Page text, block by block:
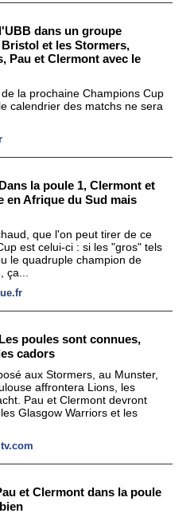
dans un groupe
et les Stormers,
Pau et Clermont avec le
la prochaine Champions Cup
calendrier des matchs ne sera
la poule 1, Clermont et
en Afrique du Sud mais
que l'on peut tirer de ce
est celui-ci : si les "gros" tels
le quadruple champion de
poules sont connues,
cadors
aux Stormers, au Munster,
affrontera Lions, les
Pau et Clermont devront
Glasgow Warriors et les
et Clermont dans la poule